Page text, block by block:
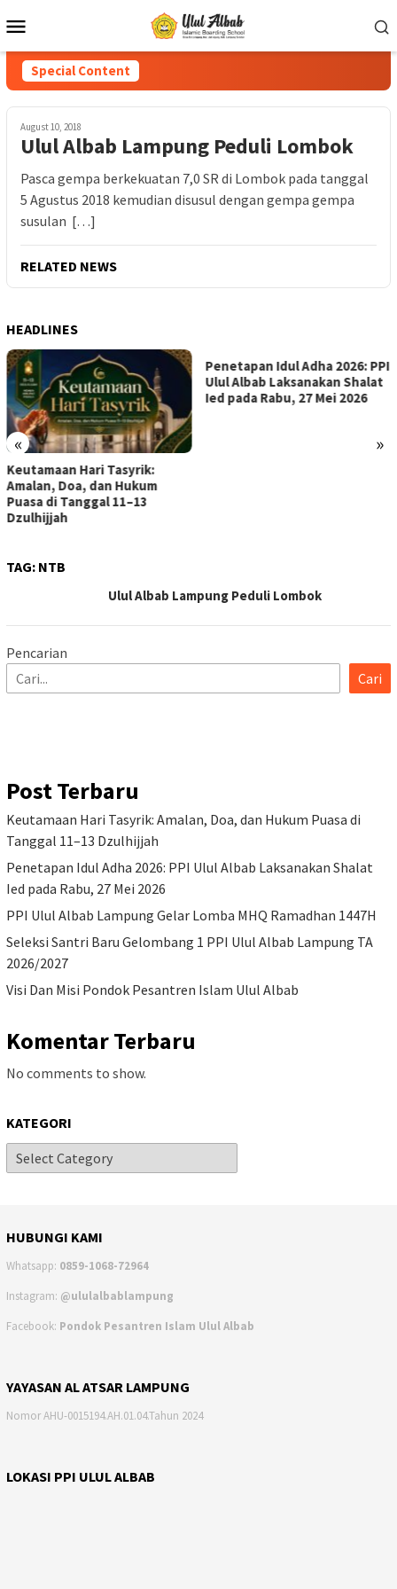
Special Content
August 10, 2018
Ulul Albab Lampung Peduli Lombok
Pasca gempa berkekuatan 7,0 SR di Lombok pada tanggal
5 Agustus 2018 kemudian disusul dengan gempa gempa
susulan […]
RELATED NEWS
HEADLINES
« »
Keutamaan Hari Tasyrik:
Amalan, Doa, dan Hukum
Puasa di Tanggal 11–13
Dzulhijjah
Penetapan Idul Adha 2026: PPI
Ulul Albab Laksanakan Shalat
Ied pada Rabu, 27 Mei 2026
TAG: NTB
Ulul Albab Lampung Peduli Lombok
Pencarian
Cari
Post Terbaru
Keutamaan Hari Tasyrik: Amalan, Doa, dan Hukum Puasa di
Tanggal 11–13 Dzulhijjah
Penetapan Idul Adha 2026: PPI Ulul Albab Laksanakan Shalat
Ied pada Rabu, 27 Mei 2026
PPI Ulul Albab Lampung Gelar Lomba MHQ Ramadhan 1447H
Seleksi Santri Baru Gelombang 1 PPI Ulul Albab Lampung TA
2026/2027
Visi Dan Misi Pondok Pesantren Islam Ulul Albab
Komentar Terbaru
No comments to show.
KATEGORI
HUBUNGI KAMI
Whatsapp: 0859-1068-72964
Instagram: @ululalbablampung
Facebook: Pondok Pesantren Islam Ulul Albab
YAYASAN AL ATSAR LAMPUNG
Nomor AHU-0015194.AH.01.04.Tahun 2024
LOKASI PPI ULUL ALBAB